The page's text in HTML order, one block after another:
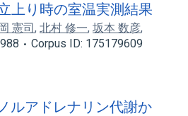
上り時の室温実測結果
憲司, 北村 修一, 坂本 数彦,
Corpus ID: 175179609
ルアドレナリン代謝か